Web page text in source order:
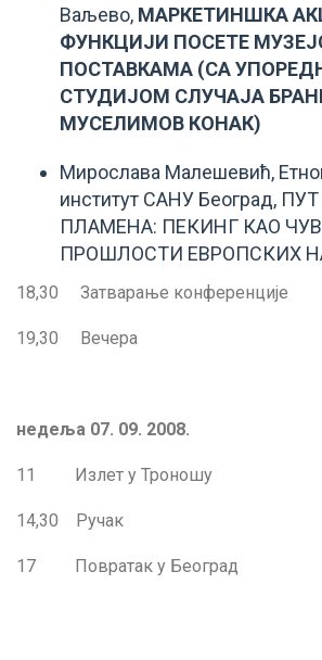
Ваљево, МАРКЕТИНШКА
ФУНКЦИЈИ ПОСЕТЕ
ПОСТАВКАМА (СА
СТУДИЈОМ СЛУЧАЈА
МУСЕЛИМОВ КОНАК)
Мирослава Малешевић,
институт САНУ Београд,
ПЛАМЕНА: ПЕКИНГ КАО
ПРОШЛОСТИ ЕВРОПСКИХ
18,30 Затварање конференције
19,30 Вечера
недеља 07. 09. 2008.
11 Излет у Троношу
14,30 Ручак
17 Повратак у Београд